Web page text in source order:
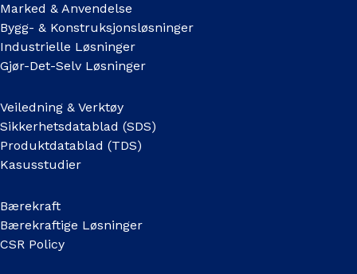
Marked & Anvendelse
Bygg- & Konstruksjonsløsninger
Industrielle Løsninger
Gjør-Det-Selv Løsninger
Veiledning & Verktøy
Sikkerhetsdatablad (SDS)
Produktdatablad (TDS)
Kasusstudier
Bærekraft
Bærekraftige Løsninger
CSR Policy